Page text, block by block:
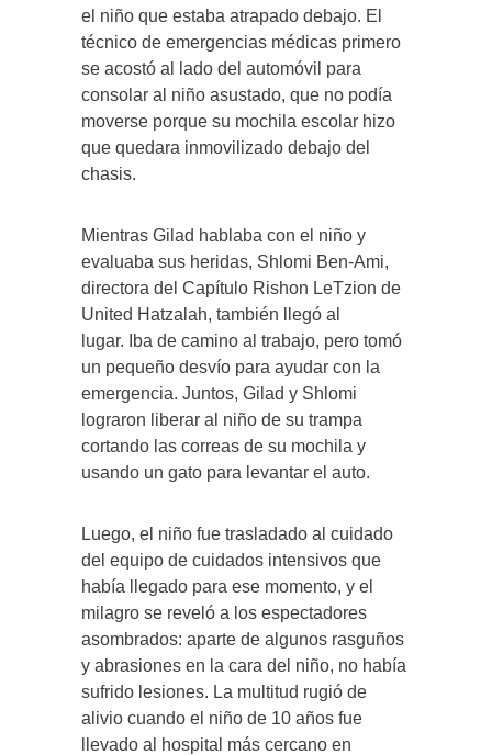
el niño que estaba atrapado debajo. El
técnico de emergencias médicas primero
se acostó al lado del automóvil para
consolar al niño asustado, que no podía
moverse porque su mochila escolar hizo
que quedara inmovilizado debajo del
chasis.
Mientras Gilad hablaba con el niño y
evaluaba sus heridas, Shlomi Ben-Ami,
directora del Capítulo Rishon LeTzion de
United Hatzalah, también llegó al
lugar. Iba de camino al trabajo, pero tomó
un pequeño desvío para ayudar con la
emergencia. Juntos, Gilad y Shlomi
lograron liberar al niño de su trampa
cortando las correas de su mochila y
usando un gato para levantar el auto.
Luego, el niño fue trasladado al cuidado
del equipo de cuidados intensivos que
había llegado para ese momento, y el
milagro se reveló a los espectadores
asombrados: aparte de algunos rasguños
y abrasiones en la cara del niño, no había
sufrido lesiones. La multitud rugió de
alivio cuando el niño de 10 años fue
llevado al hospital más cercano en